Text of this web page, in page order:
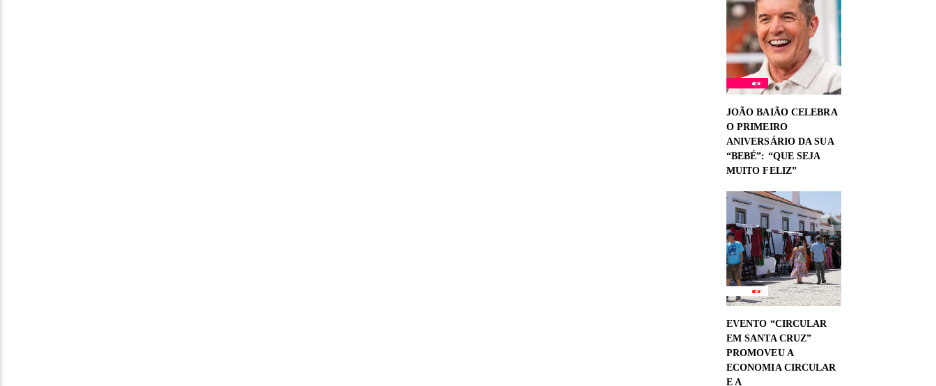
JOÃO BAIÃO CELEBRA
O PRIMEIRO
ANIVERSÁRIO DA SUA
“BEBÉ”: “QUE SEJA
MUITO FELIZ”
EVENTO “CIRCULAR
EM SANTA CRUZ”
PROMOVEU A
ECONOMIA CIRCULAR
E A